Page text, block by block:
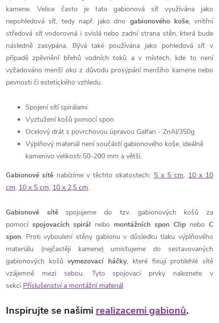
kamene. Velice často je tato gabionová síť využívána jako
nepohledová síť, tedy např. jako dno gabionového koše, vnitřní
středová síť vodorovná i svislá nebo zadní strana stěn, která bude
následně zasypána. Bývá také používána jako pohledová síť v
případě zpěvnění břehů vodních toků a v místech, kde to není
vyžadováno menší oko z důvodu prosýpání menšího kamene nebo
pevnosti či estetického vzhledu.
Spojení sítí spirálami
Vyztužení košů pomocí spon
Ocelový drát s povrchovou úpravou Galfan - ZnAl/350g
Výplňový materiál není součástí gabionového koše, ideálně
kamenivo velikosti 50-200 mm a větší.
Gabionové sítě nabízíme v těchto okatostech: 5 x 5 cm, 10 x 10
cm, 10 x 5 cm, 10 x 2,5 cm.
Gabionové sítěspojujeme do tzv. gabionových košů za
pomocí spojovacích spirál nebo montážních spon Clip nebo C
spon. Proti vyboulení stěny gabionu v důsledku tlaku výplňového
materiálu (nejčastěji kamene) umisťujeme do sestavovaných
gabionových košůvymezovací háčky, které fixují protilehlé sítě
vzájemně mezi sebou. Tyto spojovací prvky naleznete v
sekci Příslušenství a montážní materiál
Inspirujte se našimi realizacemi gabionů.